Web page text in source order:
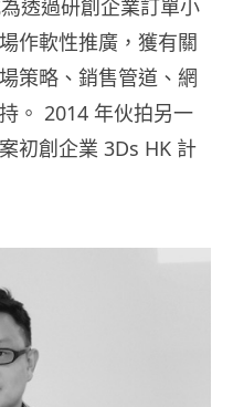
透過研創企業訂單小
作軟性推廣，獲有關
策略、銷售管道、網
。 2014 年伙拍另一
初創企業 3Ds HK 計